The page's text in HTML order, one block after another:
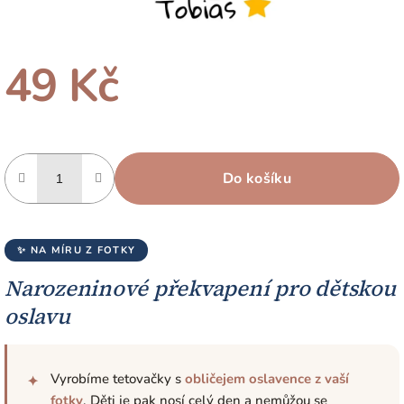
49 Kč
cena:
Do košíku
✨ NA MÍRU Z FOTKY
Narozeninové překvapení pro dětskou
oslavu
✦ Vyrobíme tetovačky s obličejem oslavence z vaší
fotky. Děti je pak nosí celý den a nemůžou se